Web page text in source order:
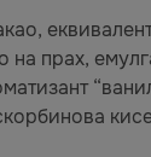
прах,